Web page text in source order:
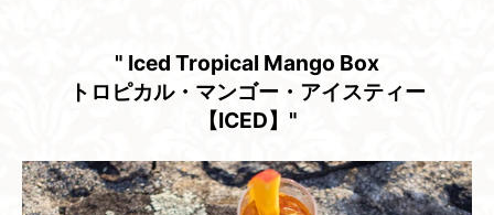
" Iced Tropical Mango Box
トロピカル・マンゴー・​アイスティー
【ICED】"